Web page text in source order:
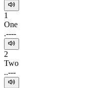
1
One
.----
2
Two
..---